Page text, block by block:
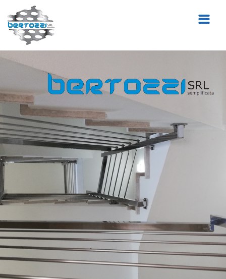
Home
Chi siamo
Mission
Gallery
Progetti
Contatti